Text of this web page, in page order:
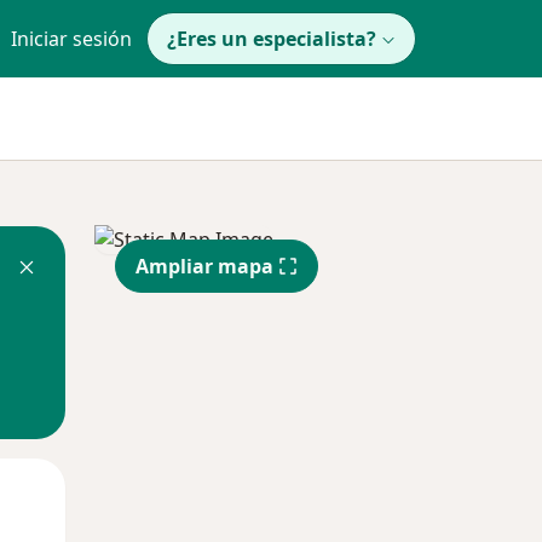
Iniciar sesión ¿Eres un especialista?
Ampliar mapa